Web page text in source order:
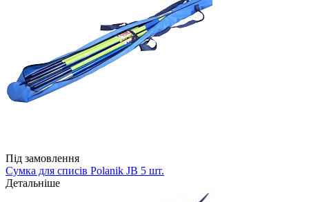
Під замовлення
Сумка для списів Polanik JB 5 шт.
Детальніше